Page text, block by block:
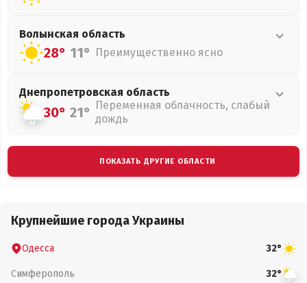
Волынская область
28° 11° Преимущественно ясно
Днепропетровская область
30° 21° Переменная облачность, слабый
дождь
ПОКАЗАТЬ ДРУГИЕ ОБЛАСТИ
Крупнейшие города Украины
Одесса 32°
Симферополь 32°